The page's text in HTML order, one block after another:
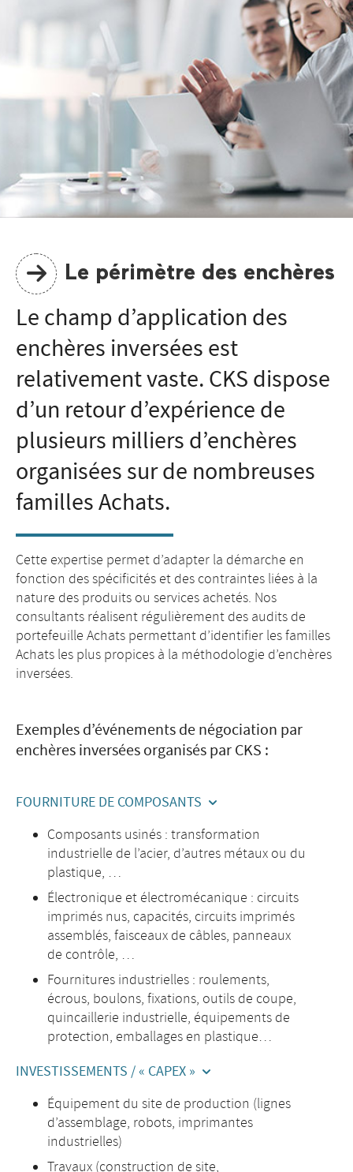
Le périmètre des enchères
Le champ d’application des
enchères inversées est
relativement vaste. CKS dispose
d’un retour d’expérience de
plusieurs milliers d’enchères
organisées sur de nombreuses
familles Achats.
Cette expertise permet d’adapter la démarche en
fonction des spécificités et des contraintes liées à la
nature des produits ou services achetés. Nos
consultants réalisent régulièrement des audits de
portefeuille Achats permettant d’identifier les familles
Achats les plus propices à la méthodologie d’enchères
inversées.
Exemples d’événements de négociation par
enchères inversées organisés par CKS :
FOURNITURE DE COMPOSANTS
Composants usinés : transformation
industrielle de l’acier, d’autres métaux ou du
plastique, …
Électronique et électromécanique : circuits
imprimés nus, capacités, circuits imprimés
assemblés, faisceaux de câbles, panneaux
de contrôle, …
Fournitures industrielles : roulements,
écrous, boulons, fixations, outils de coupe,
quincaillerie industrielle, équipements de
protection, emballages en plastique…
INVESTISSEMENTS / « CAPEX »
Équipement du site de production (lignes
d’assemblage, robots, imprimantes
industrielles)
Travaux (construction de site,